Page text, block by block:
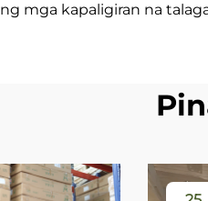
mga kapaligiran na